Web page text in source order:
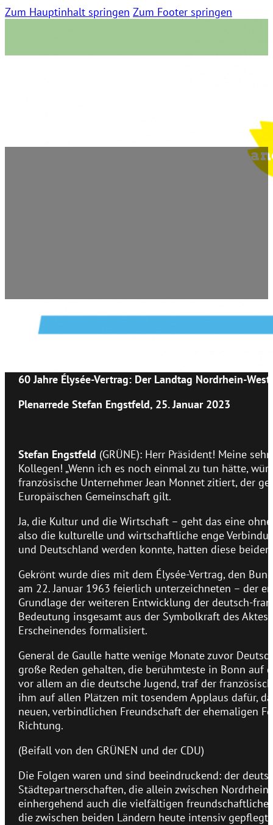
Zum Hauptinhalt springen Zum Footer springen
60 Jahre Élysée-Vertrag: Der
60 Jahre Élysée-Vertrag: Der Landtag Nordrhein-
Plenarrede Stefan Engstfeld, 25. Januar 2023
Stefan Engstfeld (GRÜNE): Herr Präsident! Meine
Kollegen! „Wenn ich es noch einmal zu tun hätte,
französische Unternehmer Jean Monnet zitiert, der
Europäischen Gemeinschaft gilt.
Ja, die Kultur und die Wirtschaft – geht das eine
also die kulturelle und wirtschaftliche enge
und Deutschland werden konnte, hatten diese
Gekrönt wurde dies mit dem Élysée-Vertrag, den
am 22. Januar 1963 feierlich unterzeichneten – der
Grundlage der weiteren Entwicklung der deutsch-
Bedeutung insgesamt aus der Symbolkraft des
Erscheinendes formalisiert.
General de Gaulle hatte wenige Monate zuvor
große Reden gehalten, die berühmteste in Bonn auf
vor allem an die deutsche Jugend, traf der
ihm auf allen Plätzen mit tosendem Applaus dafür,
neuen, verbindlichen Freundschaft der ehemaligen
Richtung.
(Beifall von den GRÜNEN und der CDU)
Die Folgen waren und sind beeindruckend: der
Städtepartnerschaften, die allein zwischen
einhergehend auch die vielfältigen
die zwischen beiden Ländern heute intensiv gepflegt